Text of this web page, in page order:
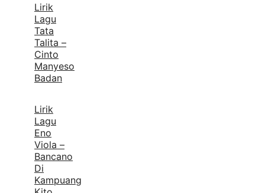
Lirik
Lagu
Tata
Talita –
Cinto
Manyeso
Badan
Lirik
Lagu
Eno
Viola –
Bancano
Di
Kampuang